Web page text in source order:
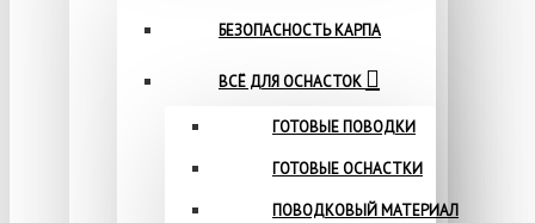
БЕЗОПАСНОСТЬ КАРПА
ВСЁ ДЛЯ ОСНАСТОК
ГОТОВЫЕ ПОВОДКИ
ГОТОВЫЕ ОСНАСТКИ
ПОВОДКОВЫЙ МАТЕРИАЛ